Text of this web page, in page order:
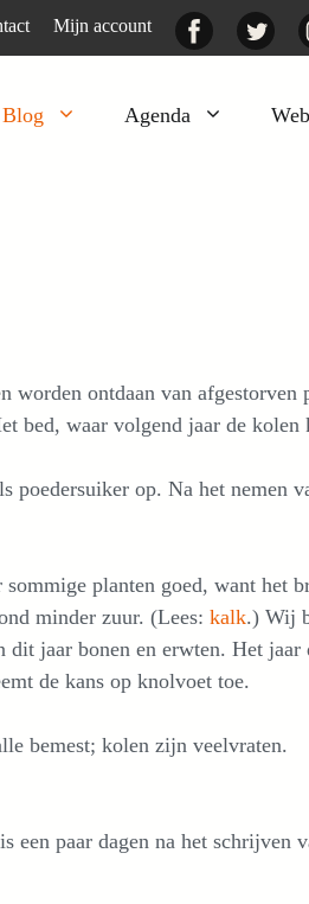
Mijn account Facebook
Blog Agenda
ontdaan van afgestorven
bed, waar volgend jaar de kolen
poedersuiker op. Na het nemen
planten goed, want het
minder zuur. (Lees: kalk.) Wij
dit jaar bonen en erwten. Het jaar
de kans op knolvoet toe.
bemest; kolen zijn veelvraten.
paar dagen na het schrijven